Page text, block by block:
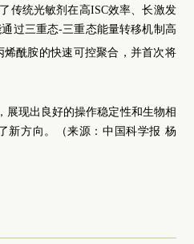
传统光敏剂在高ISC效率、长激发
过三重态-三重态能量转移机制高
酰胺的快速可控聚合，并首次将
展现出良好的操作稳定性和生物相
新方向。（来源：中国科学报 杨